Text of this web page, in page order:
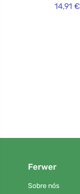
14,91 €
Ferwer
Sobre nós